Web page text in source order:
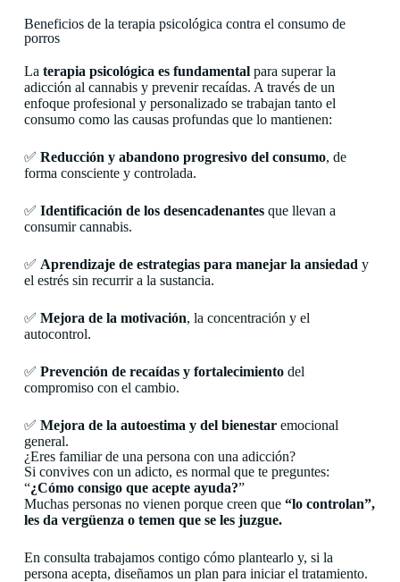
Beneficios de la terapia psicológica contra el consumo de
porros
La terapia psicológica es fundamentalpara superar la
adicción al cannabis y prevenir recaídas. A través de un
enfoque profesional y personalizado se trabajan tanto el
consumo como las causas profundas que lo mantienen:
✅ Reducción y abandono progresivo del consumo, de
forma consciente y controlada.
✅ Identificación de los desencadenantesque llevan a
consumir cannabis.
✅ Aprendizaje de estrategias para manejar la ansiedad y
el estrés sin recurrir a la sustancia.
✅ Mejora de la motivación, la concentración y el
autocontrol.
✅ Prevención de recaídas y fortalecimientodel
compromiso con el cambio.
✅ Mejora de la autoestima y del bienestaremocional
general.
¿Eres familiar de una persona con una adicción?
Si convives con un adicto, es normal que te preguntes:
“¿Cómo consigo que acepte ayuda?”
Muchas personas no vienen porque creen que “lo controlan”,
les da vergüenza o temen que se les juzgue.
En consulta trabajamos contigo cómo plantearlo y, si la
persona acepta, diseñamos un plan para iniciar el tratamiento.